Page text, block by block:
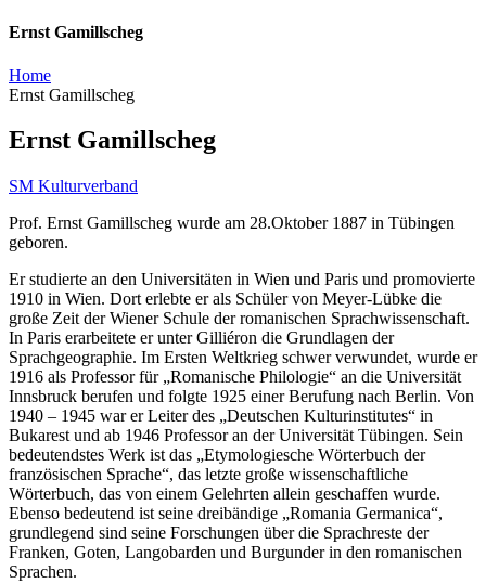
Ernst Gamillscheg
Home
Ernst Gamillscheg
Ernst Gamillscheg
SM Kulturverband
Prof. Ernst Gamillscheg wurde am 28.Oktober 1887 in Tübingen
geboren.
Er studierte an den Universitäten in Wien und Paris und promovierte
1910 in Wien. Dort erlebte er als Schüler von Meyer-Lübke die
große Zeit der Wiener Schule der romanischen Sprachwissenschaft.
In Paris erarbeitete er unter Gilliéron die Grundlagen der
Sprachgeographie. Im Ersten Weltkrieg schwer verwundet, wurde er
1916 als Professor für „Romanische Philologie“ an die Universität
Innsbruck berufen und folgte 1925 einer Berufung nach Berlin. Von
1940 – 1945 war er Leiter des „Deutschen Kulturinstitutes“ in
Bukarest und ab 1946 Professor an der Universität Tübingen. Sein
bedeutendstes Werk ist das „Etymologiesche Wörterbuch der
französischen Sprache“, das letzte große wissenschaftliche
Wörterbuch, das von einem Gelehrten allein geschaffen wurde.
Ebenso bedeutend ist seine dreibändige „Romania Germanica“,
grundlegend sind seine Forschungen über die Sprachreste der
Franken, Goten, Langobarden und Burgunder in den romanischen
Sprachen.